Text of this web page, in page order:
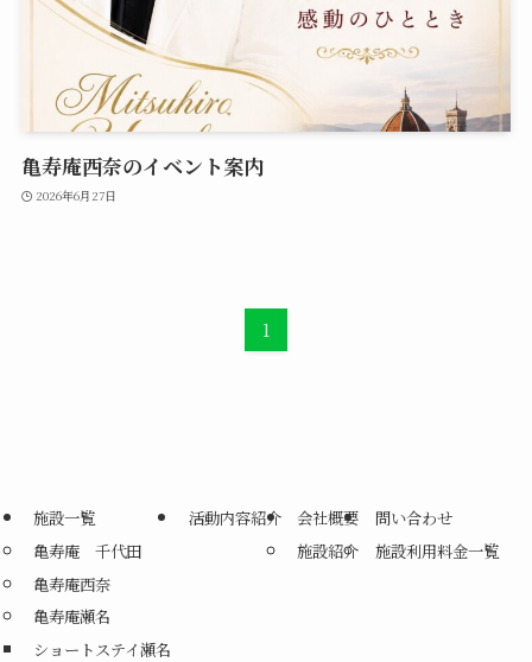
亀寿庵西奈のイベント案内
2026年6月27日
1
施設一覧
亀寿庵 千代田
亀寿庵西奈
亀寿庵瀬名
ショートステイ瀬名
活動内容紹介
会社概要
施設紹介
問い合わせ
施設利用料金一覧